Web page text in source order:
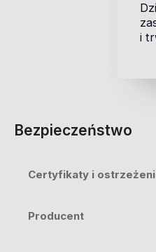
i
Bezpieczeństwo
Certyfikaty i
Producent